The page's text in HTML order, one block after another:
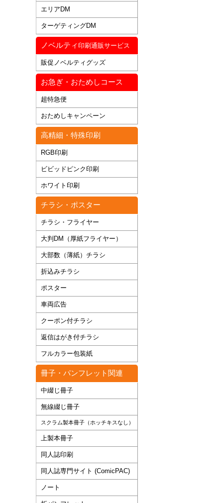
エリアDM
ターゲティングDM
ノベルティ 印刷通販サービス
販促ノベルティグッズ
お急ぎ・おためしコース
超特急便
おためしキャンペーン
高精細・特殊印刷
RGB印刷
ビビッドピンク印刷
ホワイト印刷
チラシ・ポスター
チラシ・フライヤー
大判DM（厚紙フライヤー）
大部数（薄紙）チラシ
折込みチラシ
ポスター
車両広告
クーポン付チラシ
返信はがき付チラシ
フルカラー包装紙
冊子・パンフレット関連
中綴じ冊子
無線綴じ冊子
スクラム製本冊子（ホッチキスなし）
上製本冊子
同人誌印刷
同人誌専門サイト (ComicPAC)
ノート